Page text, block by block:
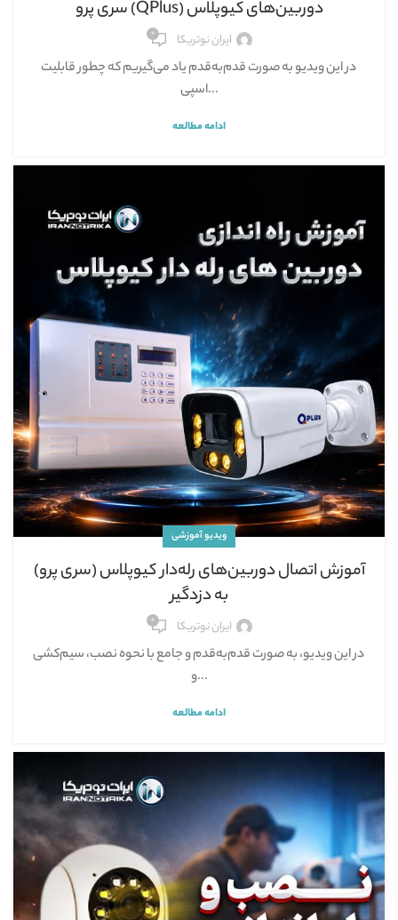
دوربین‌های کیوپلاس (QPlus) سری پرو
ایران نوتریکا ۰
اسپی...
ادامه مطالعه
ویدیو آموزشی
آموزش اتصال دوربین‌های رله‌دار کیوپلاس (سری پرو)
به دزدگیر
ایران نوتریکا ۰
و...
ادامه مطالعه